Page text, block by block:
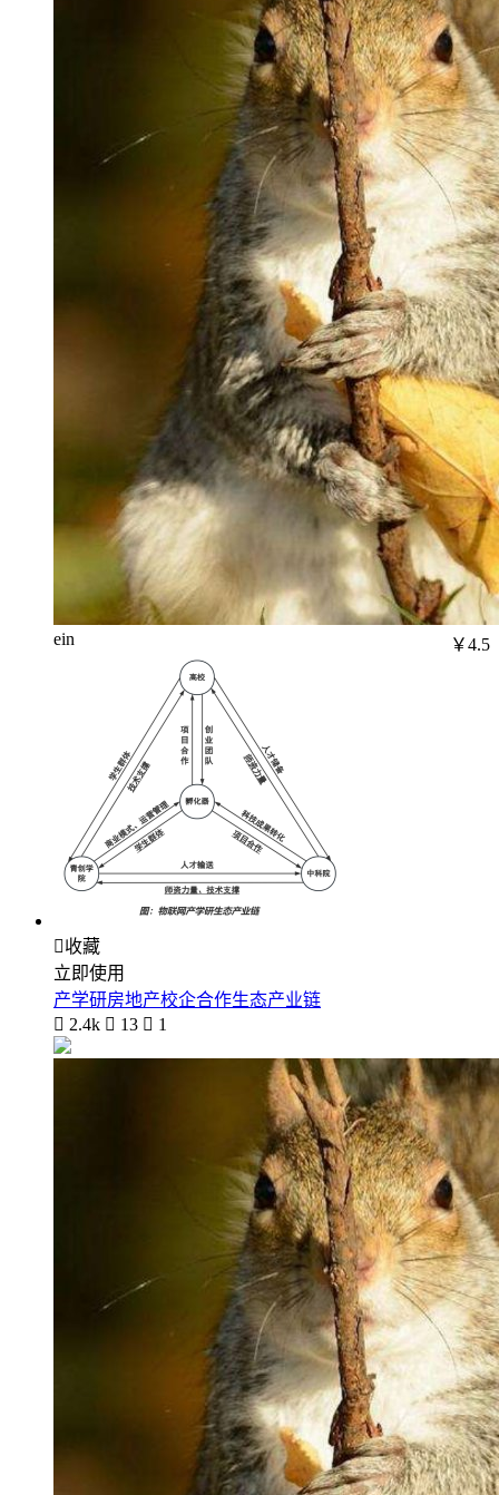
ein ￥4.5
收藏
立即使用
产学研房地产校企合作生态产业链
 2.4k  13  1